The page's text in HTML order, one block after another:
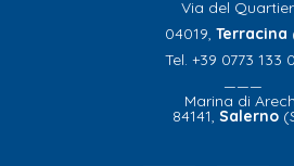
Via del
04019, Terracina
Tel. +39 0773 133
———
Marina di
84141, Salerno